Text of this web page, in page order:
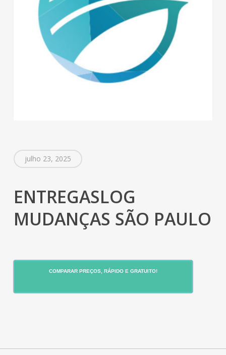
julho 23, 2025
ENTREGASLOG
MUDANÇAS SÃO PAULO
COMPARAR PREÇOS, RÁPIDO E GRATUITO!